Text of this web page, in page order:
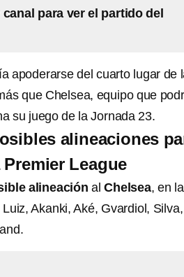
para ver el partido del
apoderarse del cuarto lugar de
que Chelsea, equipo que
su juego de la Jornada 23.
alineaciones
League
alineaciónal Chelsea, en la
Akanki, Aké, Gvardiol, Silva,